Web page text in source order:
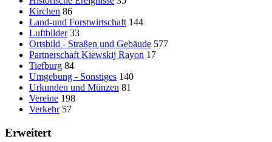
Kirchen 86
Land-und Forstwirtschaft 144
Luftbilder 33
Ortsbild - Straßen und Gebäude 577
Partnerschaft Kiewskij Rayon 17
Tiefburg 84
Umgebung - Sonstiges 140
Urkunden und Münzen 81
Vereine 198
Verkehr 57
Erweitert